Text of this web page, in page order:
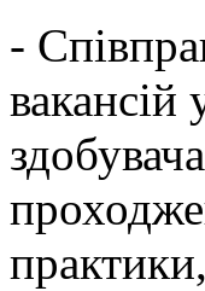
-
вакансій